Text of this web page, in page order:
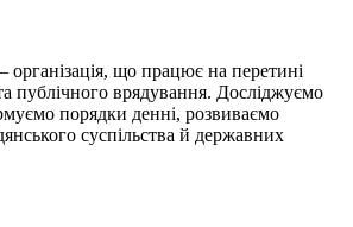
що працює на перетині
публічного врядування. Досліджуємо
порядки денні, розвиваємо
суспільства й державних